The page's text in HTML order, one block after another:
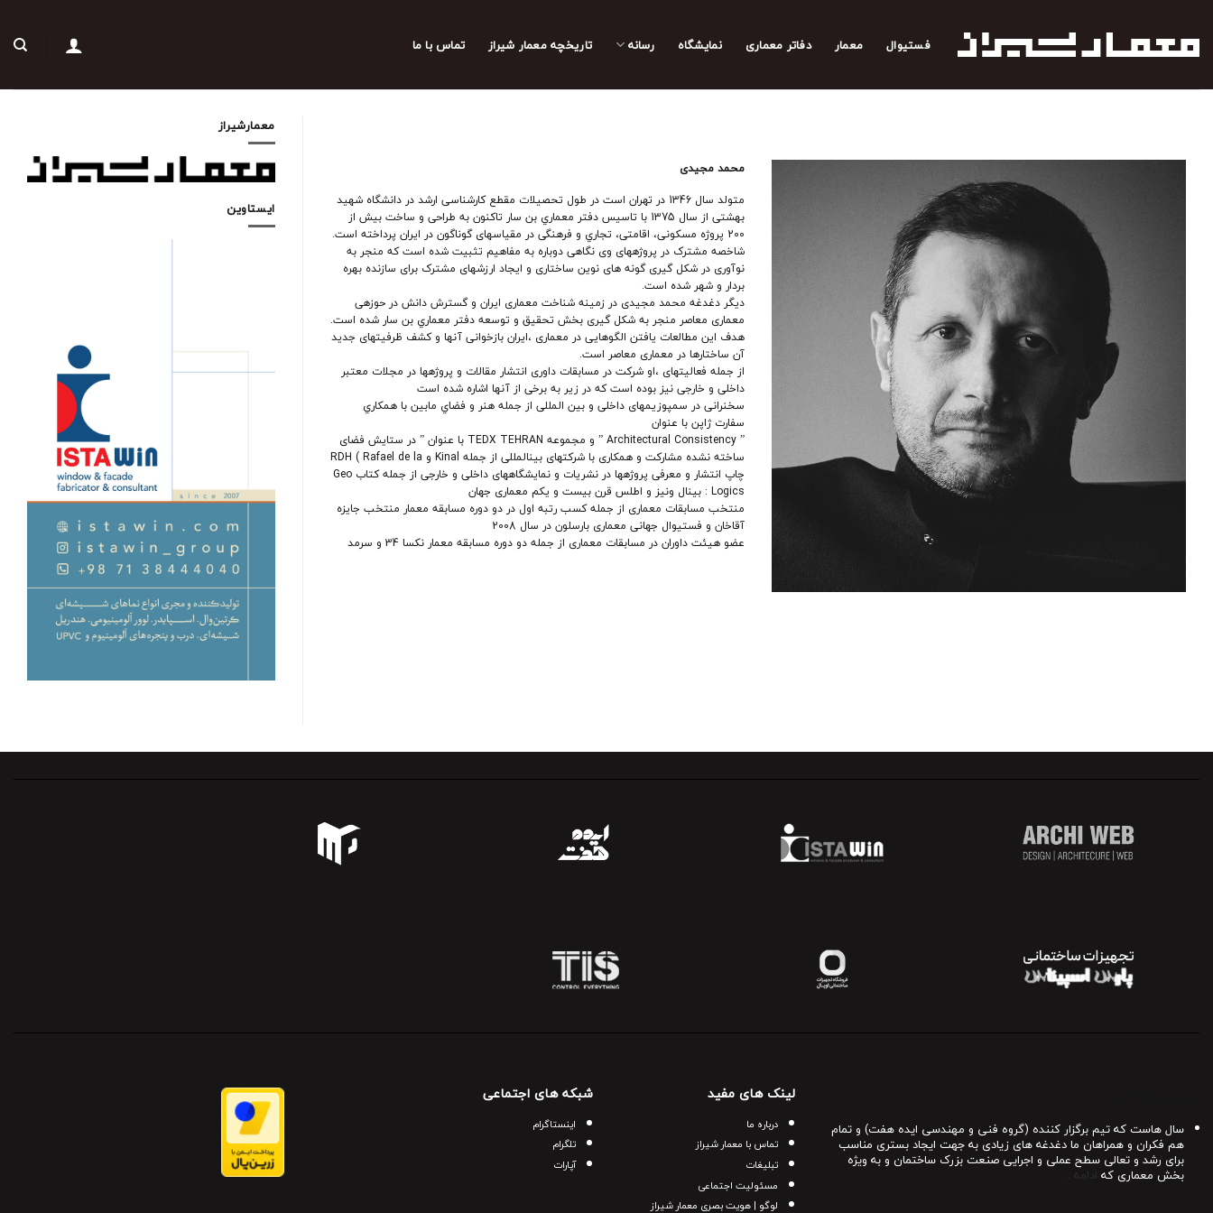
محتوا
فستیوال معمار دفاتر معماری نمایشگاه رسانه تاریخچه معمار‌‌ شیراز تماس با ما
محمد مجیدی
متولد سال 1346 در تهران است در طول تحصیلات مقطع کارشناسی ارشد در دانشگاه شهید
بهشتی از سال 1375 با تاسیس دفتر معماري بن سار تاکنون به طراحی و ساخت بیش از
200 پروژه مسکونی، اقامتی، تجاري و فرهنگی در مقیاسهای گوناگون در ایران پرداخته است.
شاخصه مشترک در پروژههای وی نگاهی دوباره به مفاهیم تثبیت شده است که منجر به
نوآوری در شکل گیری گونه های نوین ساختاری و ایجاد ارزشهای مشترک برای سازنده بهره
بردار و شهر شده است.
دیگر دغدغه محمد مجیدی در زمینه شناخت معماری ایران و گسترش دانش در حوزهی
معماری معاصر منجر به شکل گیری بخش تحقیق و توسعه دفتر معماري بن سار شده است.
هدف این مطالعات یافتن الگوهایی در معماری ،ایران بازخوانی آنها و کشف ظرفیتهای جدید
آن ساختارها در معماری معاصر است.
از جمله فعالیتهای ،او شرکت در مسابقات داوری انتشار مقالات و پروژهها در مجلات معتبر
داخلی و خارجی نیز بوده است که در زیر به برخی از آنها اشاره شده است
سخنرانی در سمپوزیمهای داخلی و بین المللی از جمله هنر و فضاي مابين با همکاري
سفارت ژاپن با عنوان
” Architectural Consistency ” و مجموعه TEDX TEHRAN با عنوان ” در ستایش فضای
ساخته نشده مشارکت و همکاری با شرکتهای بینالمللی از جمله Kinal و RDH ( Rafael de la
چاپ انتشار و معرفی پروژهها در نشریات و نمایشگاههای داخلی و خارجی از جمله کتاب Geo
Logics : بینال ونیز و اطلس قرن بیست و یکم معماری جهان
منتخب مسابقات معماری از جمله کسب رتبه اول در دو دوره مسابقه معمار منتخب جایزه
آقاخان و فستیوال جهانی معماری بارسلون در سال 2008
عضو هیئت داوران در مسابقات معماری از جمله دو دوره مسابقه معمار نکسا 34 و سرمد
معمارشیراز
ایستاوین
سال هاست که تیم برگزار کننده (گروه فنی و مهندسی ایده هفت) و تمام
هم فکران و همراهان ما دغدغه های زیادی به جهت ایجاد بستری مناسب
برای رشد و تعالی سطح عملی و اجرایی صنعت بزرک ساختمان و به ویژه
بخش معماری که ادامه ..
لینک های مفید
درباره ما
تماس با معمار شیراز
تبلیغات
مسئولیت اجتماعی
لوگو | هویت بصری معمار شیراز
شبکه های اجتماعی
اینستاگرام
تلگرام
آپارات